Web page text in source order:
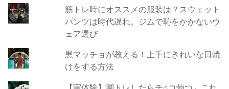
筋トレ時にオススメの服装は？スウェット
パンツは時代遅れ。ジムで恥をかかないウ
ェア選び
黒マッチョが教える！上手にきれいな日焼
けをする方法